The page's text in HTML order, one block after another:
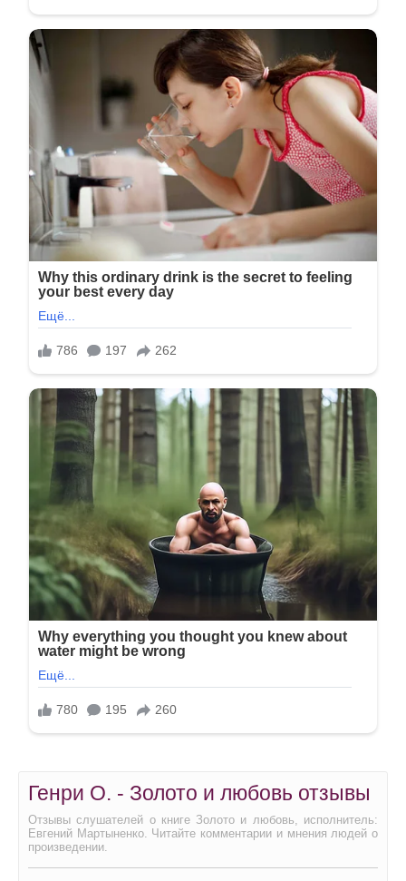
Генри О. - Золото и любовь отзывы
Отзывы слушателей о книге Золото и любовь, исполнитель:
Евгений Мартыненко. Читайте комментарии и мнения людей о
произведении.